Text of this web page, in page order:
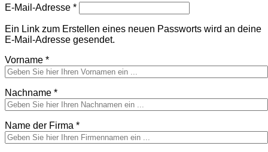
E-Mail-Adresse *Erforderlich
Ein Link zum Erstellen eines neuen Passworts wird an deine
E-Mail-Adresse gesendet.
Vorname *
Nachname *
Name der Firma *